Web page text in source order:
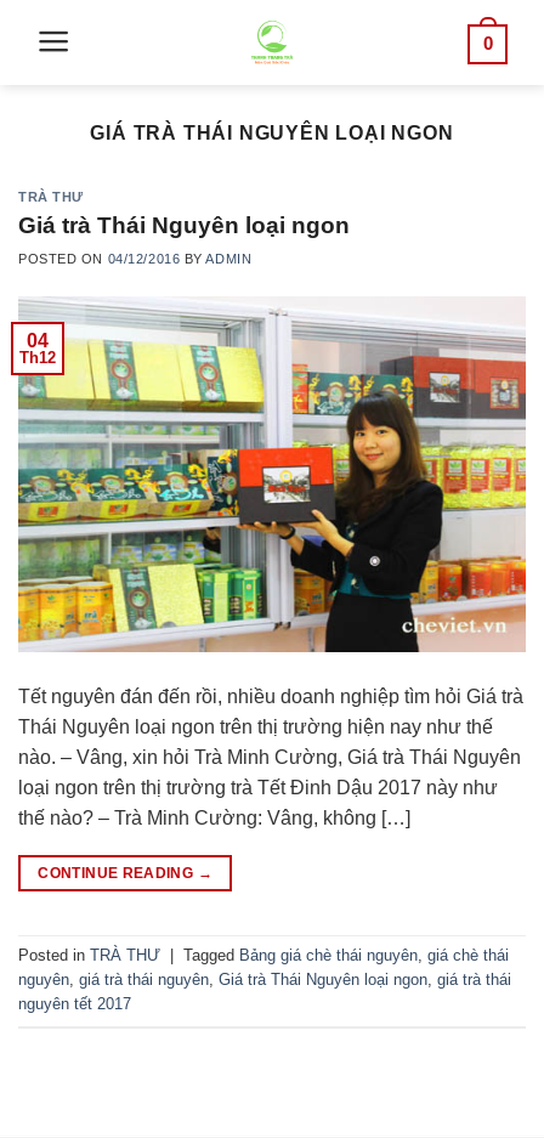
0
GIÁ TRÀ THÁI NGUYÊN LOẠI NGON
TRÀ THƯ
Giá trà Thái Nguyên loại ngon
POSTED ON 04/12/2016 BYADMIN
04
Th12
Tết nguyên đán đến rồi, nhiều doanh nghiệp tìm hỏi Giá trà
Thái Nguyên loại ngon trên thị trường hiện nay như thế
nào. – Vâng, xin hỏi Trà Minh Cường, Giá trà Thái Nguyên
loại ngon trên thị trường trà Tết Đinh Dậu 2017 này như
thế nào? – Trà Minh Cường: Vâng, không […]
CONTINUE READING →
Posted in TRÀ THƯ Tagged Bảng giá chè thái nguyên, giá chè thái
nguyên, giá trà thái nguyên, Giá trà Thái Nguyên loại ngon, giá trà thái
nguyên tết 2017